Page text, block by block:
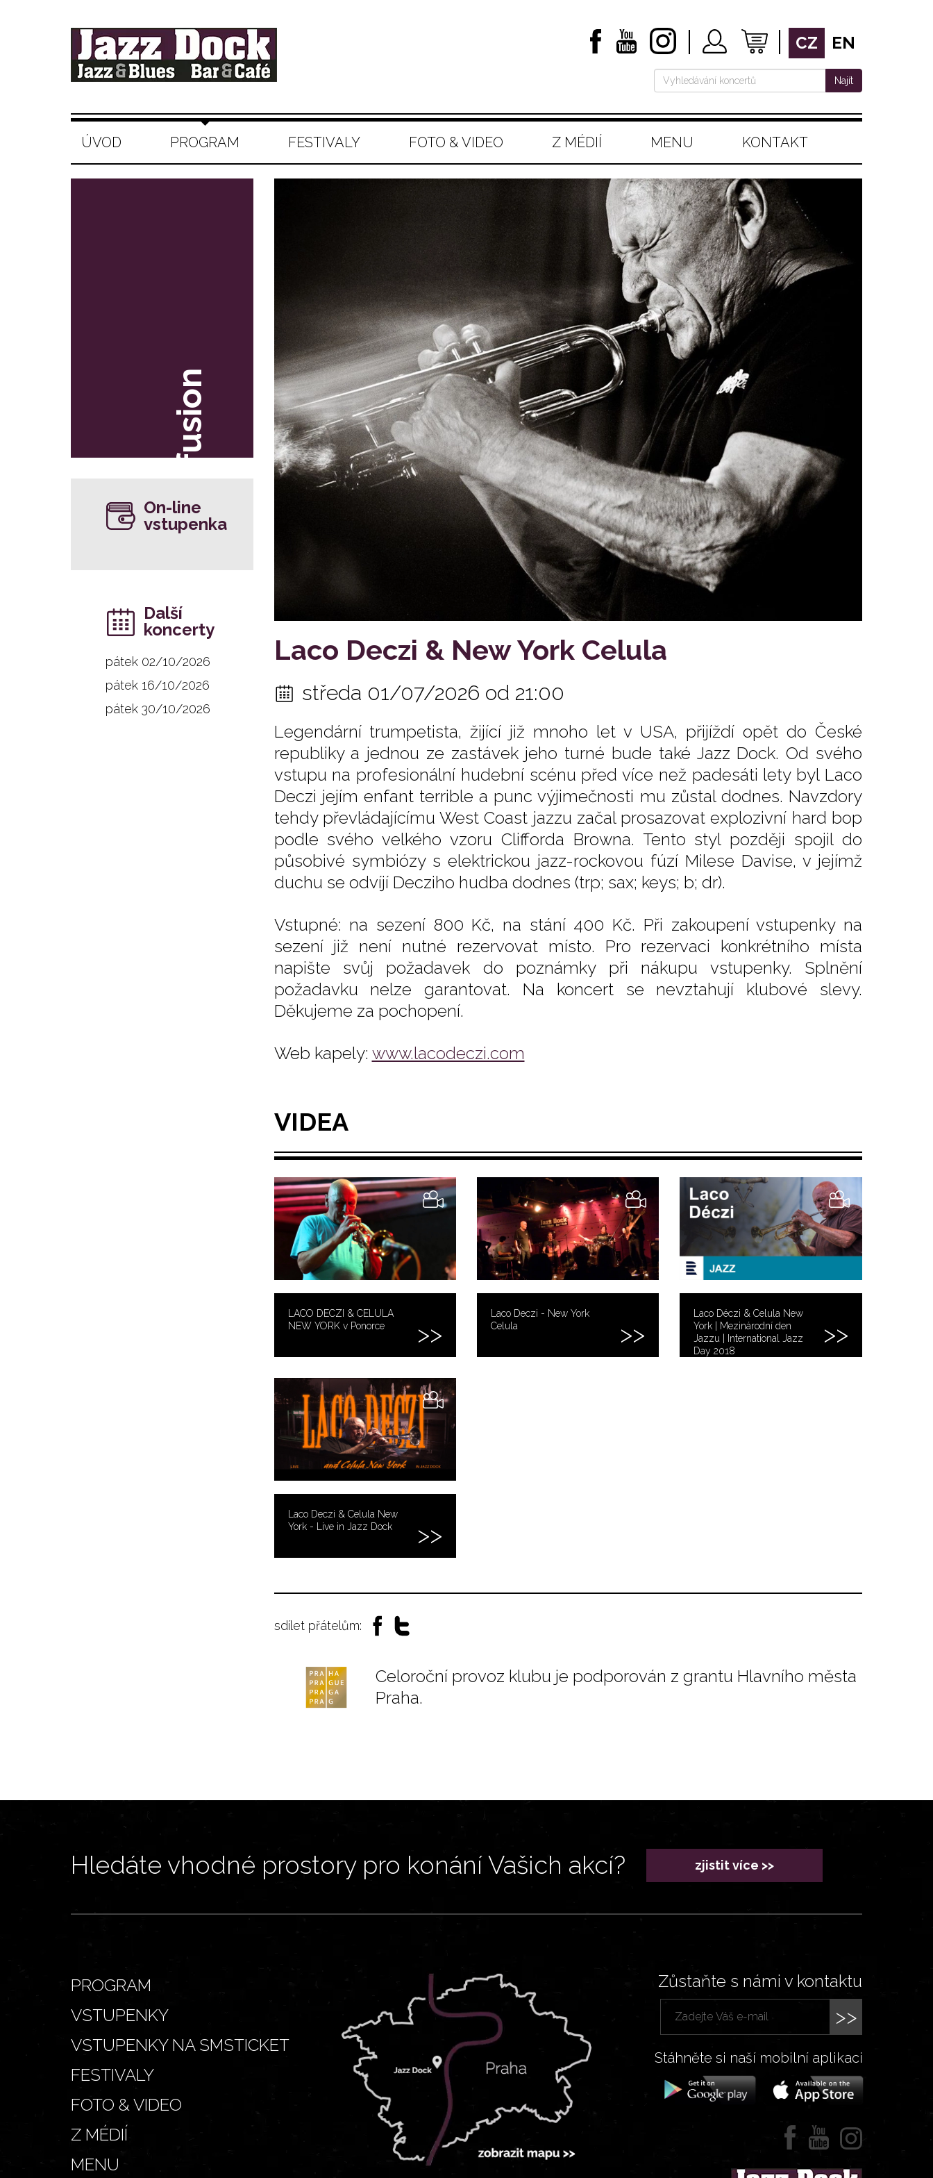
CZ EN
Najít
ÚVOD PROGRAM FESTIVALY FOTO & VIDEO Z MÉDIÍ MENU KONTAKT
Laco Deczi & New York Celula
středa 01/07/2026 od 21:00
Legendární trumpetista, žijící již mnoho let v USA, přijíždí opět do České
republiky a jednou ze zastávek jeho turné bude také Jazz Dock. Od svého
vstupu na profesionální hudební scénu před více než padesáti lety byl Laco
Deczi jejím enfant terrible a punc výjimečnosti mu zůstal dodnes. Navzdory
tehdy převládajícímu West Coast jazzu začal prosazovat explozivní hard bop
podle svého velkého vzoru Clifforda Browna. Tento styl později spojil do
působivé symbiózy s elektrickou jazz-rockovou fúzí Milese Davise, v jejímž
duchu se odvíjí Decziho hudba dodnes (trp; sax; keys; b; dr).
Vstupné: na sezení 800 Kč, na stání 400 Kč. Při zakoupení vstupenky na
sezení již není nutné rezervovat místo. Pro rezervaci konkrétního místa
napište svůj požadavek do poznámky při nákupu vstupenky. Splnění
požadavku nelze garantovat. Na koncert se nevztahují klubové slevy.
Děkujeme za pochopení.
Web kapely: www.lacodeczi.com
fusion
On-line
vstupenka
Další
koncerty
pátek 02/10/2026
pátek 16/10/2026
pátek 30/10/2026
VIDEA
LACO DECZI & CELULA
NEW YORK v Ponorce
Laco Deczi - New York
Celula
Laco Déczi & Celula New
York | Mezinárodní den
Jazzu | International Jazz
Day 2018
Laco Deczi & Celula New
York - Live in Jazz Dock
sdílet přátelům:
Celoroční provoz klubu je podporován z grantu Hlavního města
Praha.
Hledáte vhodné prostory pro konání Vašich akcí? zjistit více >>
PROGRAM
VSTUPENKY
VSTUPENKY NA SMSTICKET
FESTIVALY
FOTO & VIDEO
Z MÉDIÍ
MENU
Zůstaňte s námi v kontaktu
>>
Stáhněte si naší mobilní aplikaci